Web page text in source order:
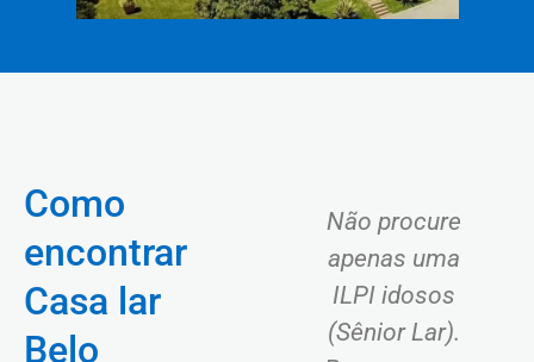
Como
encontrar
Casa lar
Belo
Não procure
apenas uma
ILPI idosos
(Sênior Lar).